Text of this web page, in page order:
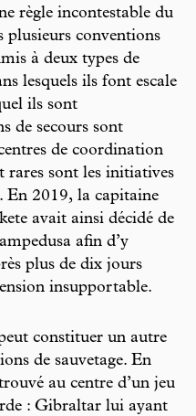
règle incontestable du
conventions
à deux types de
lesquels ils font escale
ils sont
de secours sont
de coordination
rares sont les initiatives
En 2019, la capitaine
avait ainsi décidé de
afin d’y
plus de dix jours
insupportable.
constituer un autre
de sauvetage. En
au centre d’un jeu
: Gibraltar lui ayant